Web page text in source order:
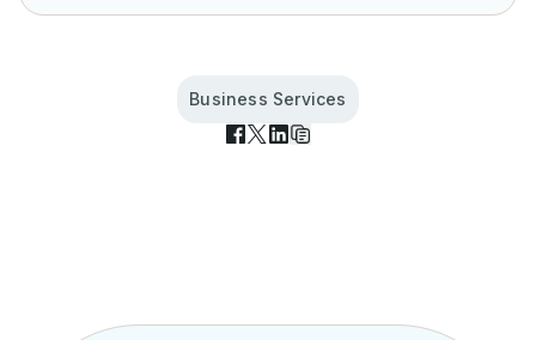
Business Services